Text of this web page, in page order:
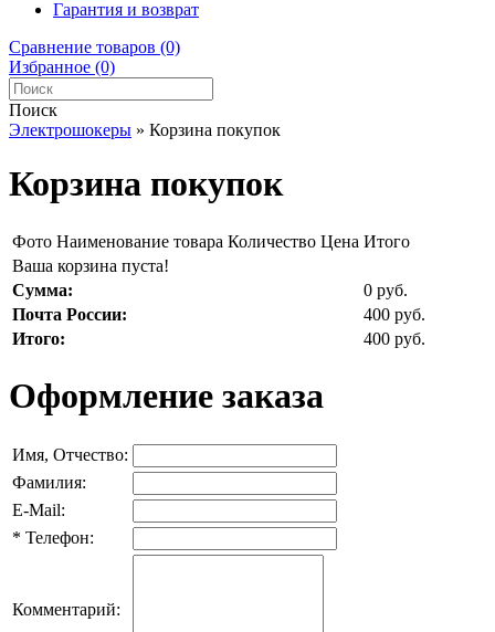
Гарантия и возврат
Сравнение товаров (0)
Избранное (0)
Поиск
Электрошокеры » Корзина покупок
Корзина покупок
Фото Наименование товара Количество Цена Итого
Ваша корзина пуста!
Сумма:
0 руб.
Почта России:
400 руб.
Итого:
400 руб.
Оформление заказа
Имя, Отчество:
Фамилия:
E-Mail:
* Телефон:
Комментарий: